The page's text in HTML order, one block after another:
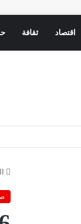
اقتصاد ثقافة
القوى: دهاء